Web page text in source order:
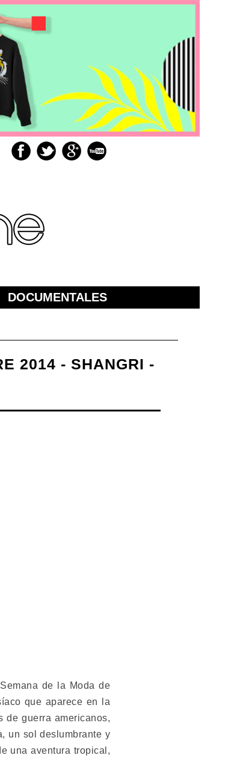
DOCUMENTALES
2014 - SHANGRI -
de la Moda de
que aparece en la
de guerra americanos,
un sol deslumbrante y
una aventura tropical,